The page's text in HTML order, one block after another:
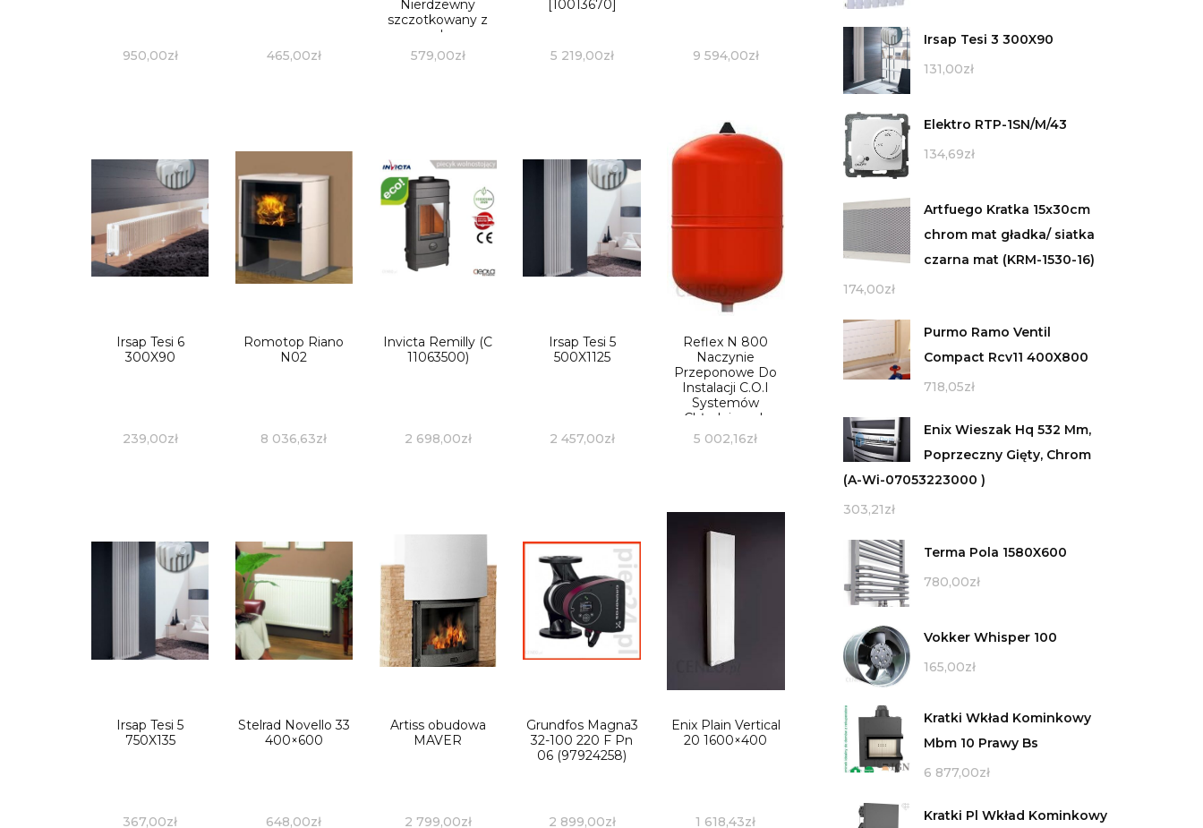
950,00zł 465,00zł
Nierdzewny
szczotkowany z
szybą
579,00zł
[10013670]
5 219,00zł 9 594,00zł
Irsap Tesi 6
300X90
239,00zł
Romotop Riano
N02
8 036,63zł
Invicta Remilly (C
11063500)
2 698,00zł
Irsap Tesi 5
500X1125
2 457,00zł
Reflex N 800
Naczynie
Przeponowe Do
Instalacji C.O.I
Systemów
Chłodniczych
Szare 8218500
5 002,16zł
Irsap Tesi 5
750X135
367,00zł
Stelrad Novello 33
400×600
648,00zł
Artiss obudowa
MAVER
2 799,00zł
Grundfos Magna3
32-100 220 F Pn
06 (97924258)
2 899,00zł
Enix Plain Vertical
20 1600×400
1 618,43zł
Irsap Tesi 3 300X90
131,00zł
Elektro RTP-1SN/M/43
134,69zł
Artfuego Kratka 15x30cm
chrom mat gładka/ siatka
czarna mat (KRM-1530-16)
174,00zł
Purmo Ramo Ventil
Compact Rcv11 400X800
718,05zł
Enix Wieszak Hq 532 Mm,
Poprzeczny Gięty, Chrom
(A-Wi-07053223000 )
303,21zł
Terma Pola 1580X600
780,00zł
Vokker Whisper 100
165,00zł
Kratki Wkład Kominkowy
Mbm 10 Prawy Bs
6 877,00zł
Kratki Pl Wkład Kominkowy